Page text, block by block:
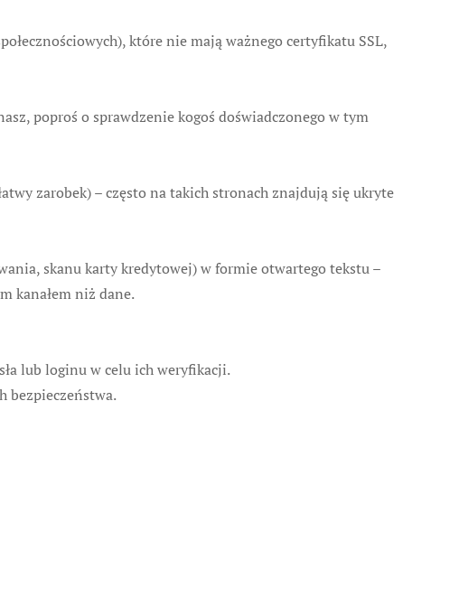
które nie mają ważnego certyfikatu SSL,
poproś o sprawdzenie kogoś doświadczonego w tym
zarobek) – często na takich stronach znajdują się ukryte
skanu karty kredytowej) w formie otwartego tekstu –
kanałem niż dane.
lub loginu w celu ich weryfikacji.
bezpieczeństwa.